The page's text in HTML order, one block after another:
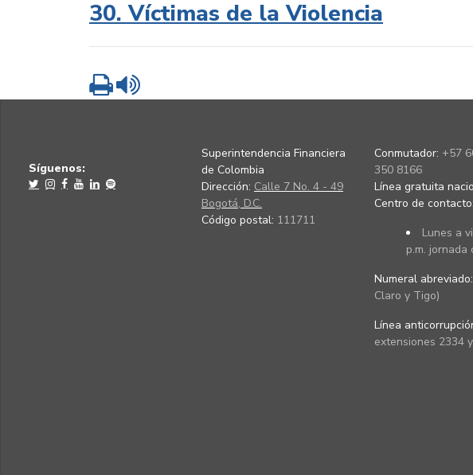
30. Víctimas de la Violencia
Imprimir
Síguenos:
Superintendencia Financiera
de Colombia
Dirección: Calle 7 No. 4 - 49
Bogotá, D.C.
Código postal: 111711
Conmutador: +57
350 8166
Línea gratuita
Centro de contacto:
Lunes a
p.m. jornada
Numeral abreviado:
Claro y Tigo)
Línea
extensiones 2334